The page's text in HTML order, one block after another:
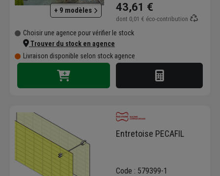
finition du béton, notamment le matériau de
coffrage Pecafil.
+ 9 modèles 43,61 €
dont 0,01 € éco-contribution
Choisir une agence pour vérifier le stock
Trouver du stock en agence
Livraison disponible selon stock agence
Entretoise PECAFIL
Code : 579399-1